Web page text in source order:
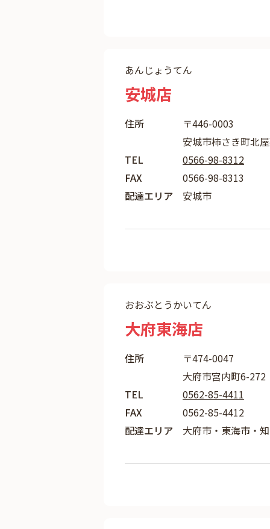
あんじょうてん
安城店
住所
〒446-0003
安城市柿さき町北
TEL
0566-98-8312
FAX
0566-98-8313
配達エリア
安城市
おおぶとうかいてん
大府東海店
住所
〒474-0047
大府市宮内町6-272
TEL
0562-85-4411
FAX
0562-85-4412
配達エリア
大府市・東海市・